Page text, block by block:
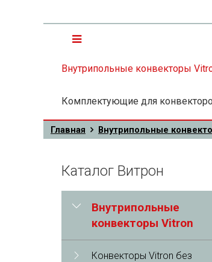
Внутрипольные конвекторы
Комплектующие для
Главная Внутрипольные
Каталог Витрон
Внутрипольные
конвекторы Vitron
Конвекторы Vitron без